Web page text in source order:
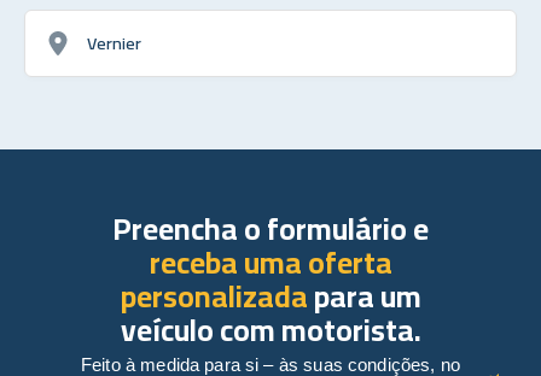
Vernier
Preencha o formulário e
receba uma oferta
personalizadapara um
veículo com motorista.
Feito à medida para si – às suas condições, no